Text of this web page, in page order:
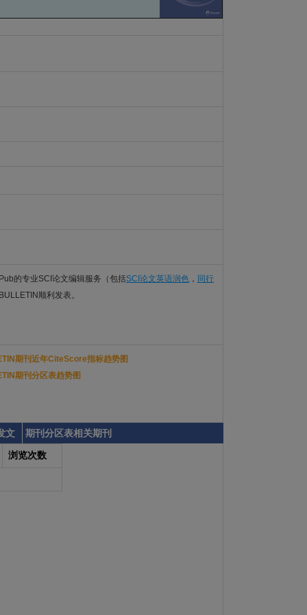
的专业SCI论文编辑服务（包括SCI论文英语润色 ， 同行
顺利发表。
期刊近年CiteScore指标趋势图
期刊分区表趋势图
文
期刊分区表相关期刊
浏览次数